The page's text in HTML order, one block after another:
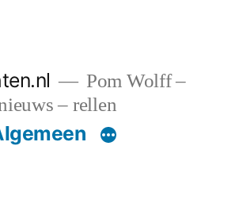
Pom Wolff –
– rellen